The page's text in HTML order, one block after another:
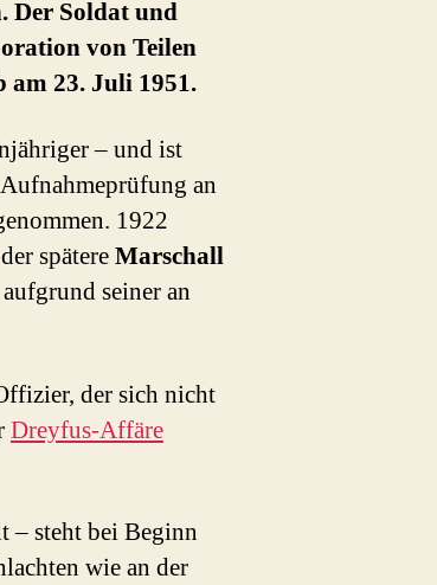
Der Soldat und
von Teilen
am 23. Juli 1951.
– und ist
an
1922
spätereMarschall
seiner an
der sich nicht
Dreyfus-Affäre
– steht bei Beginn
wie an der